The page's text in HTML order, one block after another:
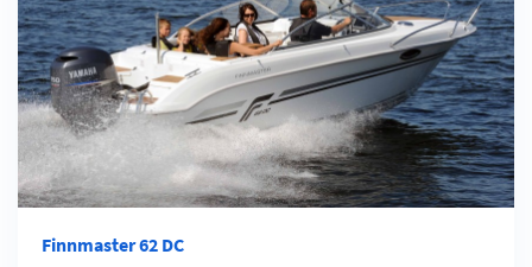
Finnmaster 62 DC